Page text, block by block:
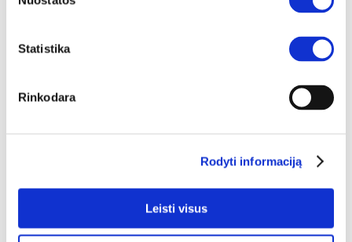
Statistika
Rinkodara
Rodyti informaciją
Leisti visus
EUFEMIUS EUFB01-D131 pakabinama lentyna